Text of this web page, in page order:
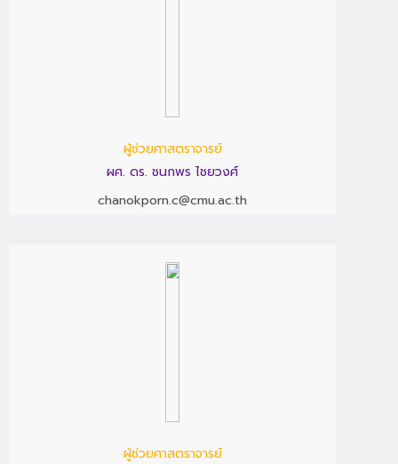
ผู้ช่วยศาสตราจารย์
ผศ. ดร. ชนกพร ไชยวงศ์
chanokporn.c@cmu.ac.th
ผู้ช่วยศาสตราจารย์